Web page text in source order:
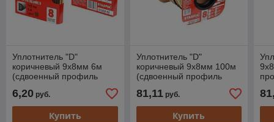
Уплотнитель "D"
коричневый 9х8мм 6м
(сдвоенный профиль
6,20 руб.
Купить
Уплотнитель "D"
коричневый 9х8мм 100м
(сдвоенный профиль
81,11руб.
Купить